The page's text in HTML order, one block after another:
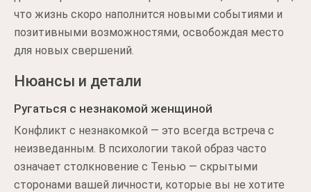
что жизнь скоро наполнится новыми событиями и
позитивными возможностями, освобождая место
для новых свершений.
Нюансы и детали
Ругаться с незнакомой женщиной
Конфликт с незнакомкой — это всегда встреча с
неизведанным. В психологии такой образ часто
означает столкновение с Тенью — скрытыми
сторонами вашей личности, которые вы не хотите